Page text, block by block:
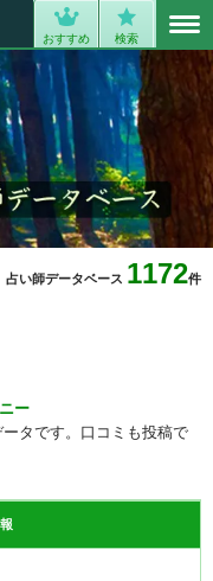
おすすめ 検索
占い師データベース 1172件
ー
タです。口コミも投稿で